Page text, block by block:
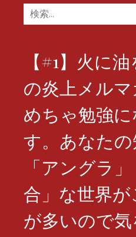
検
索:
【#1】火に
の炎上メル
めちゃ勉強
す。あなた
「アングラ
合」な世界
が多いので